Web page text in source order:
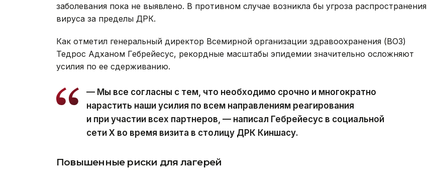
заболевания пока не выявлено. В противном случае возникла бы угроза распространения
вируса за пределы ДРК.
Как отметил генеральный директор Всемирной организации здравоохранения (ВОЗ)
Тедрос Адханом Гебрейесус, рекордные масштабы эпидемии значительно осложняют
усилия по ее сдерживанию.
— Мы все согласны с тем, что необходимо срочно и многократно
нарастить наши усилия по всем направлениям реагирования
и при участии всех партнеров, — написал Гебрейесус в социальной
сети Х во время визита в столицу ДРК Киншасу.
Повышенные риски для лагерей